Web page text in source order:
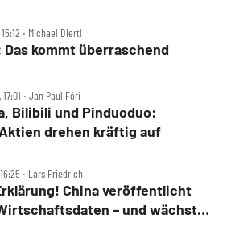
‧ Michael Diertl
kommt überraschend
‧ Jan Paul Fóri
Bilibili und Pinduoduo:
drehen kräftig auf
‧ Lars Friedrich
China veröffentlicht
– und wächst